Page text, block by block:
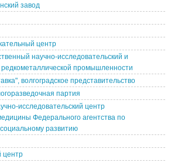
завод
центр
научно-исследовательский и
редкометаллической промышленности
волгоградское представительство
партия
исследовательский центр
Федерального агентства по
развитию
центр